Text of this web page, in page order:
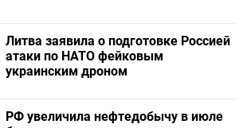
Литва заявила о подготовке Россией
атаки по НАТО фейковым
украинским дроном
РФ увеличила нефтедобычу в июле